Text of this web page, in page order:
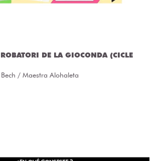
ROBATORI DE LA GIOCONDA (CICLE
/ Maestra Alohaleta